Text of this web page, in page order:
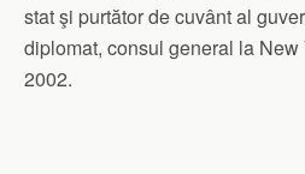
stat şi purtător de cuvânt al
diplomat, consul general la
2002.